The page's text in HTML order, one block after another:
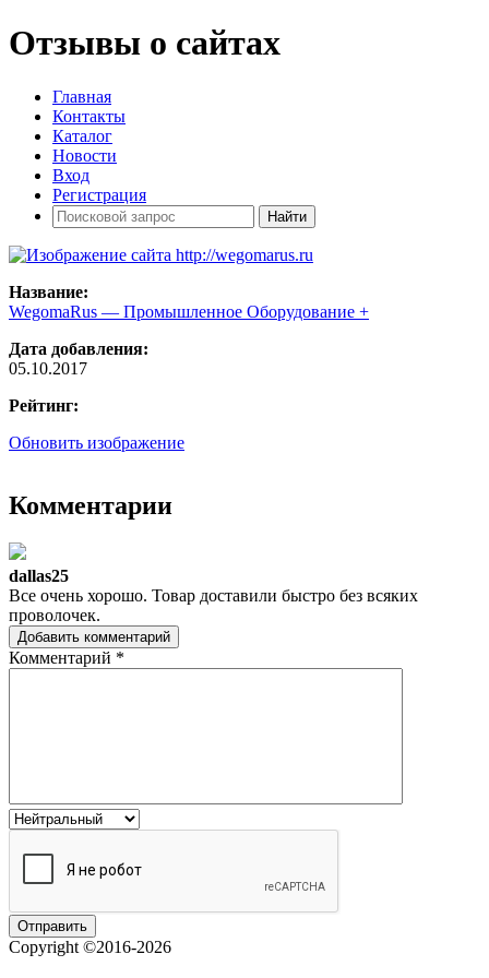
Отзывы о сайтах
Главная
Контакты
Каталог
Новости
Вход
Регистрация
Название:
WegomaRus — Промышленное Оборудование +
Дата добавления:
05.10.2017
Рейтинг:
Обновить изображение
Комментарии
dallas25
Все очень хорошо. Товар доставили быстро без всяких
проволочек.
Добавить комментарий
Комментарий *
Copyright ©2016-2026